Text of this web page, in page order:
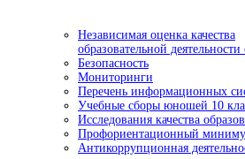
Независимая оценка качества
образовательной
Безопасность
Мониторинги
Перечень информационных
Учебные сборы юношей 10
Исследования качества
Профориентационный
Антикоррупционная